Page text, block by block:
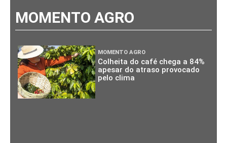
MOMENTO AGRO
MOMENTO AGRO
Colheita do café chega a 84%
apesar do atraso provocado
pelo clima